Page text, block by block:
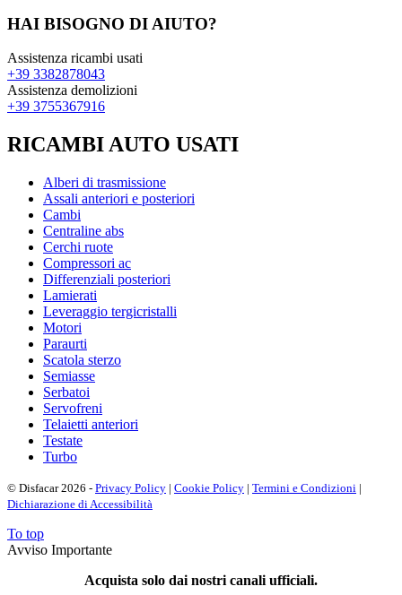
HAI BISOGNO DI AIUTO?
Assistenza ricambi usati
+39 3382878043
Assistenza demolizioni
+39 3755367916
RICAMBI AUTO USATI
Alberi di trasmissione
Assali anteriori e posteriori
Cambi
Centraline abs
Cerchi ruote
Compressori ac
Differenziali posteriori
Lamierati
Leveraggio tergicristalli
Motori
Paraurti
Scatola sterzo
Semiasse
Serbatoi
Servofreni
Telaietti anteriori
Testate
Turbo
© Disfacar 2026 - Privacy Policy | Cookie Policy | Termini e Condizioni |
Dichiarazione di Accessibilità
To top
Avviso Importante
Acquista solo dai nostri canali ufficiali.